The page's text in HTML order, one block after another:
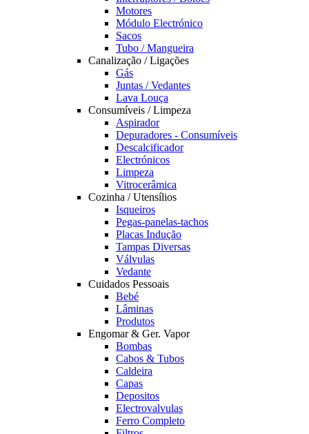
Motores
Módulo Electrónico
Sacos
Tubo / Mangueira
Canalização / Ligações
Gás
Juntas / Vedantes
Lava Louça
Consumíveis / Limpeza
Aspirador
Depuradores - Consumíveis
Descalcificador
Electrónicos
Limpeza
Vitrocerâmica
Cozinha / Utensílios
Isqueiros
Pegas-panelas-tachos
Placas Indução
Tampas Diversas
Válvulas
Vedante
Cuidados Pessoais
Bebé
Lâminas
Produtos
Engomar & Ger. Vapor
Bombas
Cabos & Tubos
Caldeira
Capas
Depositos
Electrovalvulas
Ferro Completo